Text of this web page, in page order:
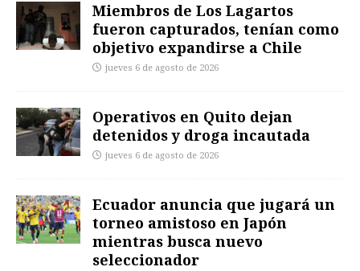
Miembros de Los Lagartos
fueron capturados, tenían como
objetivo expandirse a Chile
jueves 6 de agosto de 2026
Operativos en Quito dejan
detenidos y droga incautada
jueves 6 de agosto de 2026
Ecuador anuncia que jugará un
torneo amistoso en Japón
mientras busca nuevo
seleccionador